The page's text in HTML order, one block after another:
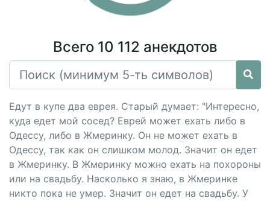
Всего 10 112 анекдотов
Едут в купе два еврея. Старый думает: "Интересно,
куда едет мой сосед? Еврей может ехать либо в
Одессу, либо в Жмеринку. Он не может ехать в
Одессу, так как он слишком молод. Значит он едет
в Жмеринку. В Жмеринку можно ехать на похороны
или на свадьбу. Насколько я знаю, в Жмеринке
никто пока не умер. Значит он едет на свадьбу. У